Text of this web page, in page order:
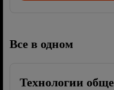
Все в одном
Технологии